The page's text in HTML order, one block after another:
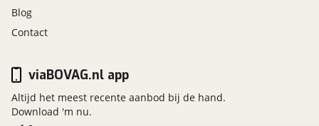
Blog
Contact
viaBOVAG.nl app
Altijd het meest recente aanbod bij de hand.
Download 'm nu.